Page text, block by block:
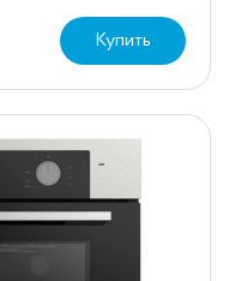
Купить